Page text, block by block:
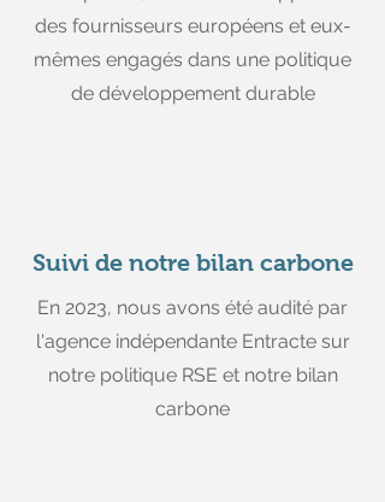
des fournisseurs européens et eux-
mêmes engagés dans une politique
de développement durable
Suivi de notre bilan carbone
En 2023, nous avons été audité par
l'agence indépendante Entracte sur
notre politique RSE et notre bilan
carbone